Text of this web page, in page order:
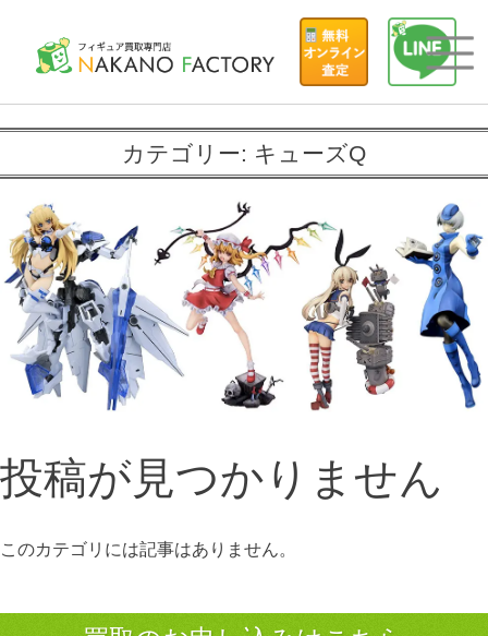
カテゴリー: キューズQ
投稿が見つかりません
このカテゴリには記事はありません。